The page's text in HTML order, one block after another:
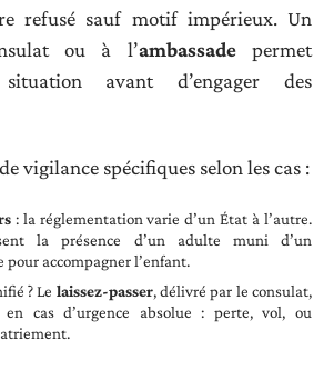
refusé sauf motif impérieux. Un
ou à l’ambassadepermet
avant d’engager des
vigilance spécifiques selon les cas :
: la réglementation varie d’un État à l’autre.
la présence d’un adulte muni d’un
accompagner l’enfant.
? Le laissez-passer, délivré par le consulat,
cas d’urgence absolue : perte, vol, ou